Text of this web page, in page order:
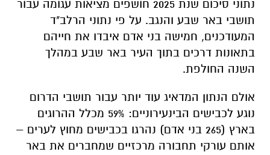
נתוני סיכום שנת 2025 חושפים מציאות עגומה עבור
תושבי באר שבע והנגב. על פי נתוני הרלב"ד
המעודכנים, חמישה בני אדם איבדו את חייהם
בתאונות דרכים בתוך העיר באר שבע במהלך
השנה החולפת.
אולם הנתון המדאיג עוד יותר עבור תושבי הדרום
נוגע לכבישים הבינעירוניים: 59% מכלל ההרוגים
בארץ (265 בני אדם) נהרגו בכבישים מחוץ לערים –
אותם עורקי תחבורה מרכזיים שמחברים את באר